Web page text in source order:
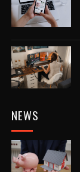
NEWS